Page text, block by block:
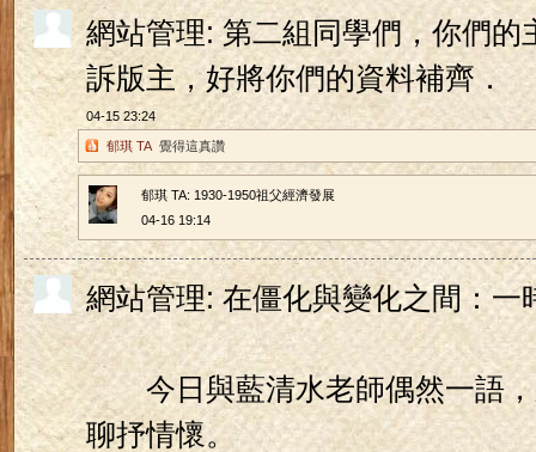
網站管理: 第二組同學們，你們的
訴版主，好將你們的資料補齊．
04-15 23:24
郁琪 TA 覺得這真讚
郁琪 TA: 1930-1950祖父經濟發展
04-16 19:14
網站管理: 在僵化與變化之間：一
今日與藍清水老師偶然一語，
聊抒情懷。